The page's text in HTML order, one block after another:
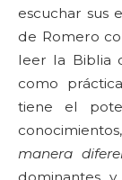
escuchar sus
de Romero
leer la Biblia
como
tiene el
manera